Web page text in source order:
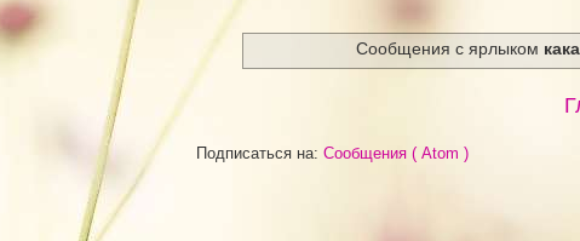
Сообщения с ярлыком
Подписаться на: Сообщения ( Atom )